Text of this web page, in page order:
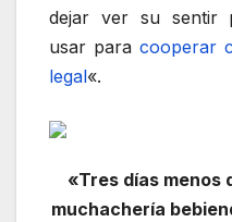
dejar ver su sentir
usar para cooperar
legal«.
«Tres días menos
muchachería